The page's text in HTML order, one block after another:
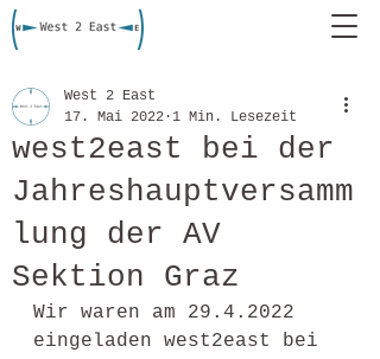
west2east bei der
Jahreshauptversamm
lung der AV
Sektion Graz
West 2 East
17. Mai 2022 1 Min. Lesezeit
Wir waren am 29.4.2022
eingeladen west2east bei